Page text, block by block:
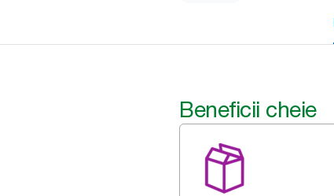
Beneficii cheie